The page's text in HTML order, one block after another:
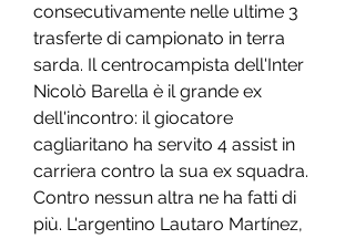
consecutivamente nelle ultime 3
trasferte di campionato in terra
sarda. Il centrocampista dell'Inter
Nicolò Barella è il grande ex
dell'incontro: il giocatore
cagliaritano ha servito 4 assist in
carriera contro la sua ex squadra.
Contro nessun altra ne ha fatti di
più. L'argentino Lautaro Martínez,